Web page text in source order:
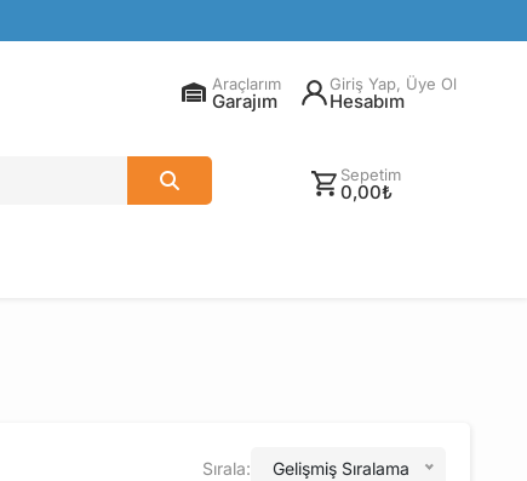
Araçlarım
Garajım
Giriş Yap, Üye Ol
Hesabım
Sepetim
0,00₺
Sırala: Gelişmiş Sıralama